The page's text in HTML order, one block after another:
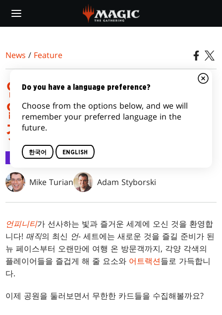
main
News / Feature
언피니티 부스터에 대해
알아야 하는 (거의) 모든
것!
Feature 2022.09.20
Mike Turian Adam Styborski
언피니티가 선사하는 빛과 즐거운 세계에 오신 것을 환영합
니다! 매직의 최신 언- 세트에는 새로운 것을 즐길 준비가 된
뉴 페이스부터 오랜만에 여행 온 방문객까지, 각양 각색의
플레이어들을 즐겁게 해 줄 요소와 어트랙션들로 가득합니
다.
이제 공원을 둘러보면서 무한한 카드들을 수집해볼까요?
Do you have a language preference?
Choose from the options below, and we will
remember your preferred language in the
future.
한국어 ENGLISH